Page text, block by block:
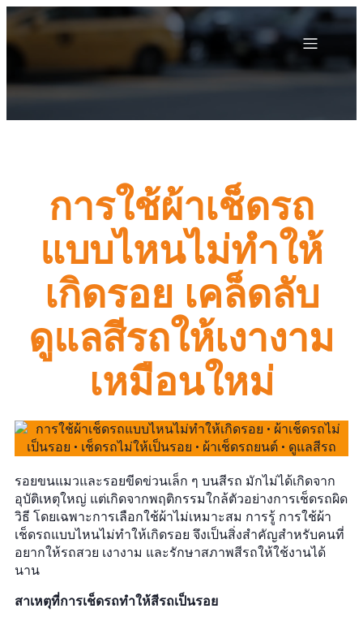
การใช้ผ้าเช็ดรถ
แบบไหนไม่ทำให้
เกิดรอย เคล็ดลับ
ดูแลสีรถให้เงางาม
เหมือนใหม่
รอยขนแมวและรอยขีดข่วนเล็ก ๆ บนสีรถ มักไม่ได้เกิดจาก
อุบัติเหตุใหญ่ แต่เกิดจากพฤติกรรมใกล้ตัวอย่างการเช็ดรถผิด
วิธี โดยเฉพาะการเลือกใช้ผ้าไม่เหมาะสม การรู้ การใช้ผ้า
เช็ดรถแบบไหนไม่ทำให้เกิดรอย จึงเป็นสิ่งสำคัญสำหรับคนที่
อยากให้รถสวย เงางาม และรักษาสภาพสีรถให้ใช้งานได้
นาน
สาเหตุที่การเช็ดรถทำให้สีรถเป็นรอย